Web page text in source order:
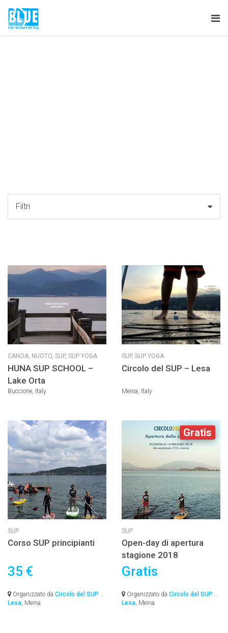
Filtri
CANOA, NUOTO, SUP, SUP YOGA
HUNA SUP SCHOOL –
Lake Orta
Buccione, Italy
SUP, SUP YOGA
Circolo del SUP – Lesa
Meina, Italy
SUP
Corso SUP principianti
35 €
Organizzato da Circolo del SUP –
Lesa , Meina
Gratis
SUP
Open-day di apertura
stagione 2018
Gratis
Organizzato da Circolo del SUP –
Lesa , Meina